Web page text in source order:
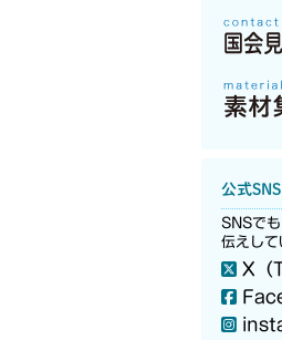
公式SNS
SNSで
伝えして
X（